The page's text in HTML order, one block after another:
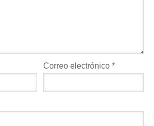
Correo electrónico*